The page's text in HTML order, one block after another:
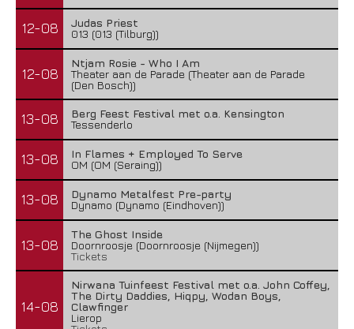
12-08
Judas Priest
013 (013 (Tilburg))
12-08
Ntjam Rosie - Who I Am
Theater aan de Parade (Theater aan de Parade
(Den Bosch))
13-08
Berg Feest Festival met o.a. Kensington
Tessenderlo
13-08
In Flames + Employed To Serve
OM (OM (Seraing))
13-08
Dynamo Metalfest Pre-party
Dynamo (Dynamo (Eindhoven))
13-08
The Ghost Inside
Doornroosje (Doornroosje (Nijmegen))
Tickets
14-08
Nirwana Tuinfeest Festival met o.a. John Coffey,
The Dirty Daddies, Hiqpy, Wodan Boys,
Clawfinger
Lierop